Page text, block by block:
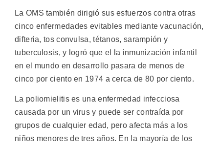
La OMS también dirigió sus esfuerzos contra otras
cinco enfermedades evitables mediante vacunación,
difteria, tos convulsa, tétanos, sarampión y
tuberculosis, y logró que el la inmunización infantil
en el mundo en desarrollo pasara de menos de
cinco por ciento en 1974 a cerca de 80 por ciento.
La poliomielitis es una enfermedad infecciosa
causada por un virus y puede ser contraída por
grupos de cualquier edad, pero afecta más a los
niños menores de tres años. En la mayoría de los